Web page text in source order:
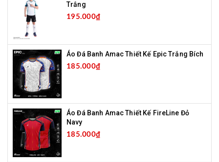
Trắng
195.000₫
Áo Đá Banh Amac Thiết Kế Epic Trắng Bích
185.000₫
Áo Đá Banh Amac Thiết Kế FireLine Đỏ
Navy
185.000₫